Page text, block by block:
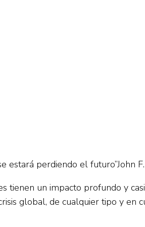
estará perdiendo el futuro”John
tienen un impacto profundo y
global, de cualquier tipo y en